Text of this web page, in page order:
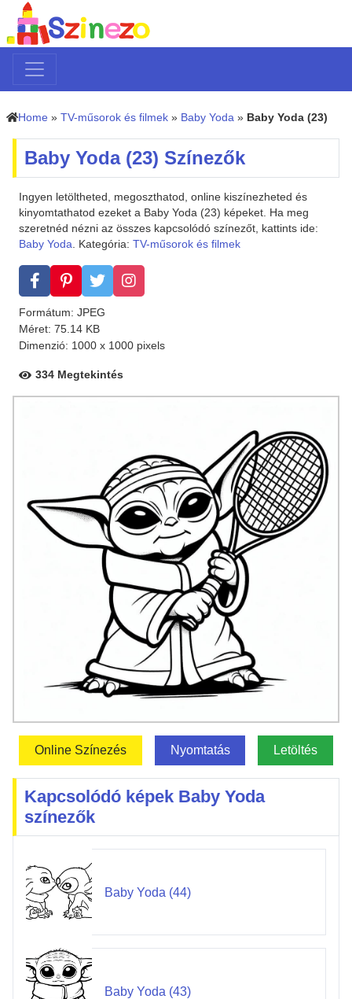
Home » TV-műsorok és filmek » Baby Yoda » Baby Yoda (23)
Baby Yoda (23) Színezők
Ingyen letöltheted, megoszthatod, online kiszínezheted és
kinyomtathatod ezeket a Baby Yoda (23) képeket. Ha meg
szeretnéd nézni az összes kapcsolódó színezőt, kattints ide:
Baby Yoda. Kategória: TV-műsorok és filmek
Formátum: JPEG
Méret: 75.14 KB
Dimenzió: 1000 x 1000 pixels
334 Megtekintés
Online Színezés Nyomtatás Letöltés
Kapcsolódó képek Baby Yoda
színezők
Baby Yoda (44)
Baby Yoda (43)